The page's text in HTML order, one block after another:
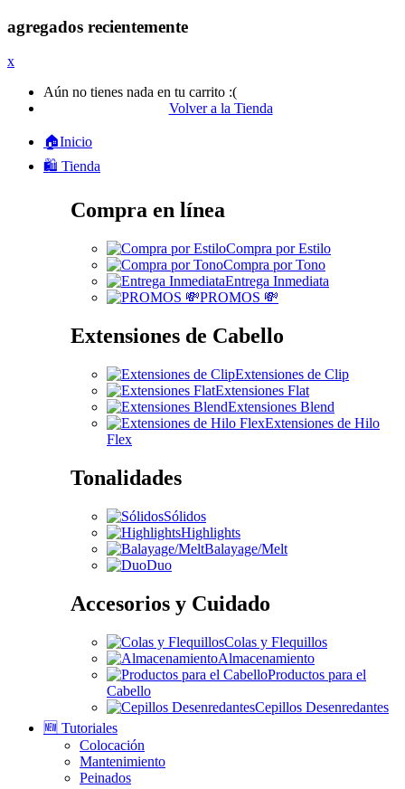
agregados recientemente
x
Aún no tienes nada en tu carrito :(
Volver a la Tienda
🏠Inicio
🛍️ Tienda
Compra en línea
Compra por Estilo
Compra por Tono
Entrega Inmediata
PROMOS 💸
Extensiones de Cabello
Extensiones de Clip
Extensiones Flat
Extensiones Blend
Extensiones de Hilo
Flex
Tonalidades
Sólidos
Highlights
Balayage/Melt
Duo
Accesorios y Cuidado
Colas y Flequillos
Almacenamiento
Productos para el
Cabello
Cepillos Desenredantes
🆕 Tutoriales
Colocación
Mantenimiento
Peinados